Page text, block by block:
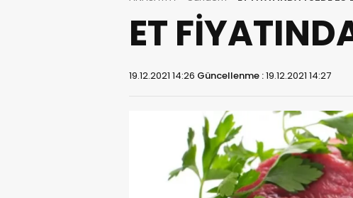
ET
19.12.2021 14:26 Güncellenme :19.12.2021 14:27